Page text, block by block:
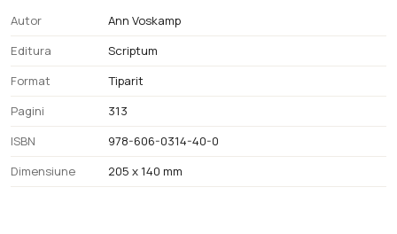
Autor
Ann Voskamp
Editura
Scriptum
Format
Tiparit
Pagini
313
ISBN
978-606-0314-40-0
Dimensiune
205 x 140 mm